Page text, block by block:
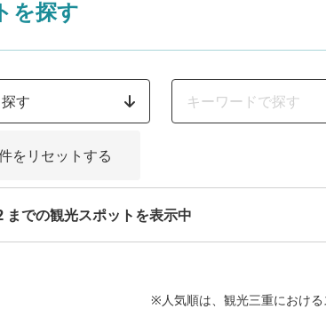
を探す
す
をリセットする
での観光スポットを表示中
※人気順は、観光三重におけ